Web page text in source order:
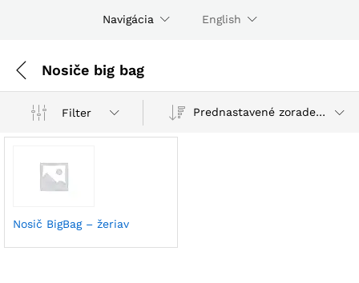
Navigácia English
Nosiče big bag
Filter Prednastavené zoradenie
Nosič BigBag – žeriav